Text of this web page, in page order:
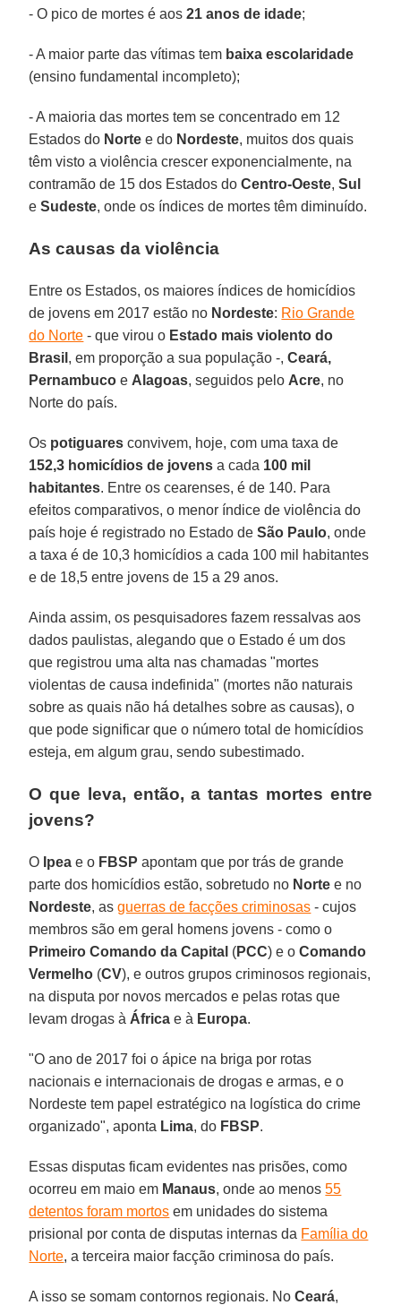
- O pico de mortes é aos21 anos de idade;
- A maior parte das vítimas tem baixa escolaridade
(ensino fundamental incompleto);
- A maioria das mortes tem se concentrado em 12
Estados do Nortee do Nordeste, muitos dos quais
têm visto a violência crescer exponencialmente, na
contramão de 15 dos Estados doCentro-Oeste,Sul
eSudeste, onde os índices de mortes têm diminuído.
As causas da violência
Entre os Estados, os maiores índices de homicídios
de jovens em 2017 estão no Nordeste: Rio Grande
do Norte - que virou o Estado mais violento do
Brasil , em proporção a sua população -,Ceará,
Pernambuco e Alagoas, seguidos pelo Acre, no
Norte do país.
Os potiguares convivem, hoje, com uma taxa de
152,3 homicídios de jovensa cada 100 mil
habitantes. Entre os cearenses, é de 140. Para
efeitos comparativos, o menor índice de violência do
país hoje é registrado no Estado deSão Paulo, onde
a taxa é de 10,3 homicídios a cada 100 mil habitantes
e de 18,5 entre jovens de 15 a 29 anos.
Ainda assim, os pesquisadores fazem ressalvas aos
dados paulistas, alegando que o Estado é um dos
que registrou uma alta nas chamadas "mortes
violentas de causa indefinida" (mortes não naturais
sobre as quais não há detalhes sobre as causas), o
que pode significar que o número total de homicídios
esteja, em algum grau, sendo subestimado.
O que leva, então, a tantas mortes entre
jovens?
O Ipea e o FBSP apontam que por trás de grande
parte dos homicídios estão, sobretudo no Norte e no
Nordeste, asguerras de facções criminosas - cujos
membros são em geral homens jovens - como o
Primeiro Comando da Capital (PCC) e oComando
Vermelho (CV), e outros grupos criminosos regionais,
na disputa por novos mercados e pelas rotas que
levam drogas à África e à Europa.
"O ano de 2017 foi o ápice na briga por rotas
nacionais e internacionais de drogas e armas, e o
Nordeste tem papel estratégico na logística do crime
organizado", aponta Lima, do FBSP.
Essas disputas ficam evidentes nas prisões, como
ocorreu em maio em Manaus, onde ao menos55
detentos foram mortos em unidades do sistema
prisional por conta de disputas internas da Família do
Norte, a terceira maior facção criminosa do país.
A isso se somam contornos regionais. NoCeará,